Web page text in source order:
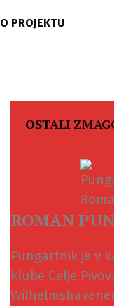
O PROJEKTU
OSTALI
ROMAN
Pungartnik je v
klube Celje